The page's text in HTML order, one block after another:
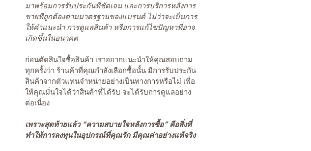
มาพร้อมการรับประกันที่ชัดเจน และการบริการหลังการ
ขายที่ถูกต้องตามมาตรฐานของแบรนด์ ไม่ว่าจะเป็นการ
ให้คำแนะนำ การดูแลสินค้า หรือการแก้ไขปัญหาที่อาจ
เกิดขึ้นในอนาคต
ก่อนตัดสินใจซื้อสินค้า เราอยากแนะนำให้คุณสอบถาม
ทุกครั้งว่า ร้านค้าที่คุณกำลังเลือกซื้อนั้น มีการรับประกัน
สินค้าจากตัวแทนจำหน่ายอย่างเป็นทางการหรือไม่ เพื่อ
ให้คุณมั่นใจได้ว่าสินค้าที่ได้รับ จะได้รับการดูแลอย่าง
ต่อเนื่อง
เพราะสุดท้ายแล้ว “ความสบายใจหลังการซื้อ” คือสิ่งที่
ทำให้การลงทุนในอุปกรณ์ที่คุณรัก มีคุณค่าอย่างแท้จริง